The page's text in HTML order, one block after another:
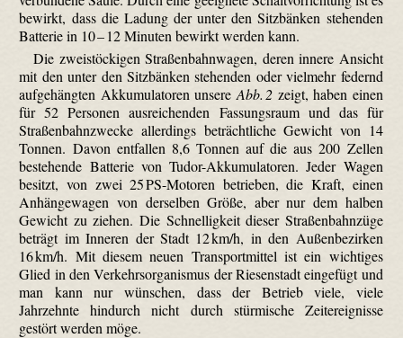
bewirkt, dass die Ladung der unter den Sitzbänken stehenden
Batterie in 10 – 12 Minuten bewirkt werden kann.
Die zweistöckigen Straßenbahnwagen, deren innere Ansicht
mit den unter den Sitzbänken stehenden oder vielmehr federnd
aufgehängten Akkumulatoren unsere Abb. 2 zeigt, haben einen
für 52 Personen ausreichenden Fassungsraum und das für
Straßenbahnzwecke allerdings beträchtliche Gewicht von 14
Tonnen. Davon entfallen 8,6 Tonnen auf die aus 200 Zellen
bestehende Batterie von Tudor-Akkumulatoren. Jeder Wagen
besitzt, von zwei 25 PS-Motoren betrieben, die Kraft, einen
Anhängewagen von derselben Größe, aber nur dem halben
Gewicht zu ziehen. Die Schnelligkeit dieser Straßenbahnzüge
beträgt im Inneren der Stadt 12 km/h, in den Außenbezirken
16 km/h. Mit diesem neuen Transportmittel ist ein wichtiges
Glied in den Verkehrsorganismus der Riesenstadt eingefügt und
man kann nur wünschen, dass der Betrieb viele, viele
Jahrzehnte hindurch nicht durch stürmische Zeitereignisse
gestört werden möge.